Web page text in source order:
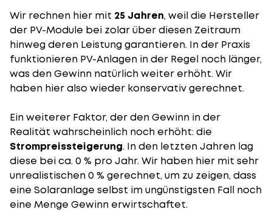
Wir rechnen hier mit 25 Jahren, weil die Hersteller
der PV-Module bei zolar über diesen Zeitraum
hinweg deren Leistung garantieren. In der Praxis
funktionieren PV-Anlagen in der Regel noch länger,
was den Gewinn natürlich weiter erhöht. Wir
haben hier also wieder konservativ gerechnet.
Ein weiterer Faktor, der den Gewinn in der
Realität wahrscheinlich noch erhöht: die
Strompreissteigerung. In den letzten Jahren lag
diese bei ca. 0 % pro Jahr. Wir haben hier mit sehr
unrealistischen 0 % gerechnet, um zu zeigen, dass
eine Solaranlage selbst im ungünstigsten Fall noch
eine Menge Gewinn erwirtschaftet.